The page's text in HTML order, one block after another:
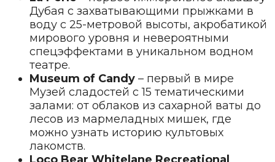
Дубая с захватывающими прыжками в
воду с 25-метровой высоты, акробатикой
мирового уровня и невероятными
спецэффектами в уникальном водном
театре.
Museum of Candy– первый в мире
Музей сладостей с 15 тематическими
залами: от облаков из сахарной ваты до
лесов из мармеладных мишек, где
можно узнать историю культовых
лакомств.